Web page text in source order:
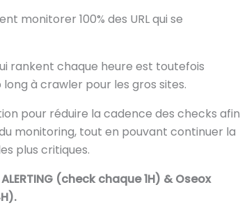
monitorer 100% des URL qui se
rankent chaque heure est toutefois
à crawler pour les gros sites.
pour réduire la cadence des checks afin
monitoring, tout en pouvant continuer la
plus critiques.
(check chaque 1H) & Oseox